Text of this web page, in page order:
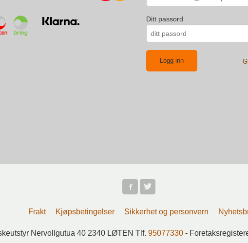
Ditt passord
Frakt Kjøpsbetingelser Sikkerhet og personvern
Nervollgutua 40 2340 LØTEN Tlf. 95077330-